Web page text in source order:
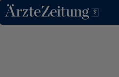
Direkt zum Inhaltsbereich